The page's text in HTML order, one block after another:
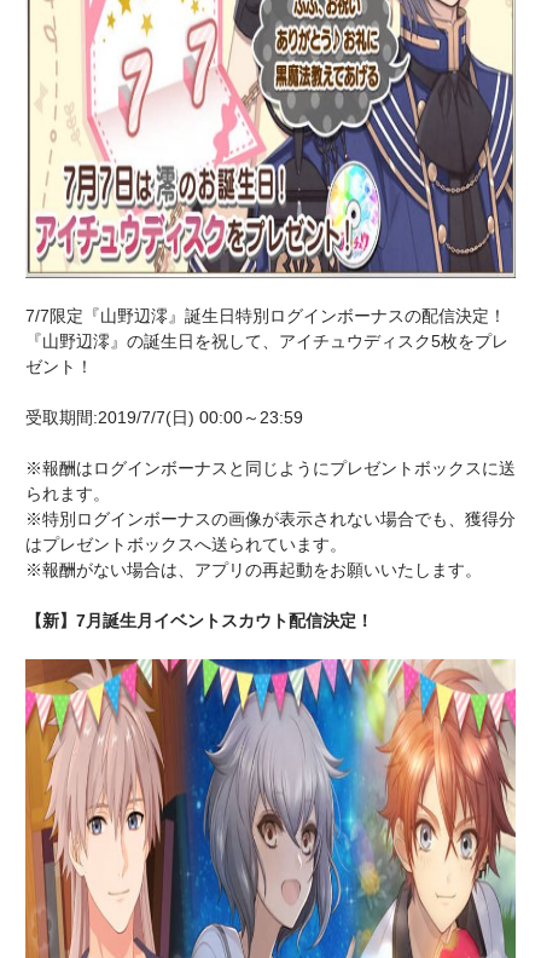
7/7限定『山野辺澪』誕生日特別ログインボーナスの配信決定！
『山野辺澪』の誕生日を祝して、アイチュウディスク5枚をプレ
ゼント！
受取期間:2019/7/7(日) 00:00～23:59
※報酬はログインボーナスと同じようにプレゼントボックスに送
られます。
※特別ログインボーナスの画像が表示されない場合でも、獲得分
はプレゼントボックスへ送られています。
※報酬がない場合は、アプリの再起動をお願いいたします。
【新】7月誕生月イベントスカウト配信決定！